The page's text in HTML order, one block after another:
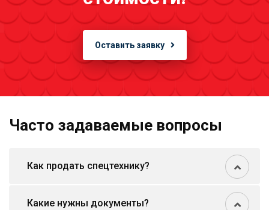
Оставить заявку
Часто задаваемые вопросы
Как продать спецтехнику?
Какие нужны документы?